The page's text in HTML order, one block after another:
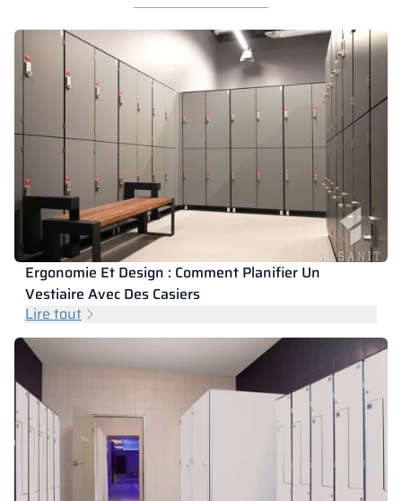
Ergonomie Et Design : Comment Planifier Un
Vestiaire Avec Des Casiers
Lire tout